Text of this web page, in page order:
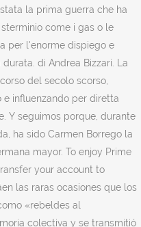
la prima guerra che ha
come i gas o le
per l'enorme dispiego e
di Andrea Bizzari. La
del secolo scorso,
influenzando per diretta
Y seguimos porque, durante
ha sido Carmen Borrego la
mayor. To enjoy Prime
your account to
las raras ocasiones que los
«rebeldes al
colectiva y se transmitió